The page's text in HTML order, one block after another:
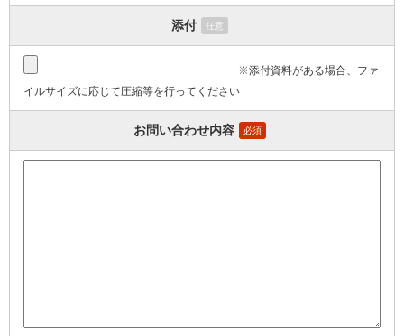
添付 任意
※添付資料がある場合、ファ
イルサイズに応じて圧縮等を行ってください
お問い合わせ内容 必須